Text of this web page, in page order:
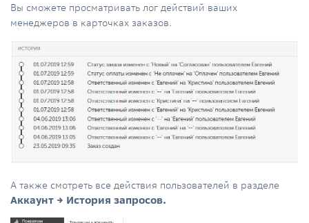
Вы сможете просматривать лог действий ваших
менеджеров в карточках заказов.
А также смотреть все действия пользователей в разделе
Аккаунт → История запросов.